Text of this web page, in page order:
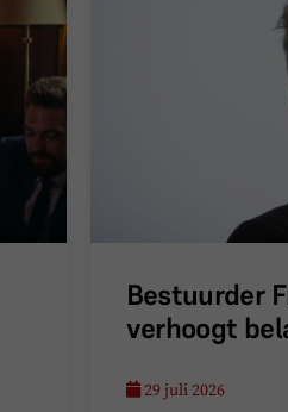
Bestuurder
verhoogt
29 juli 2026